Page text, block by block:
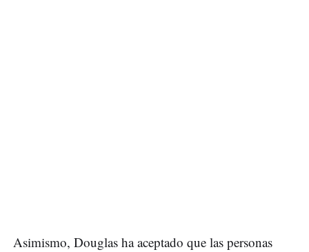
Asimismo, Douglas ha aceptado que las personas